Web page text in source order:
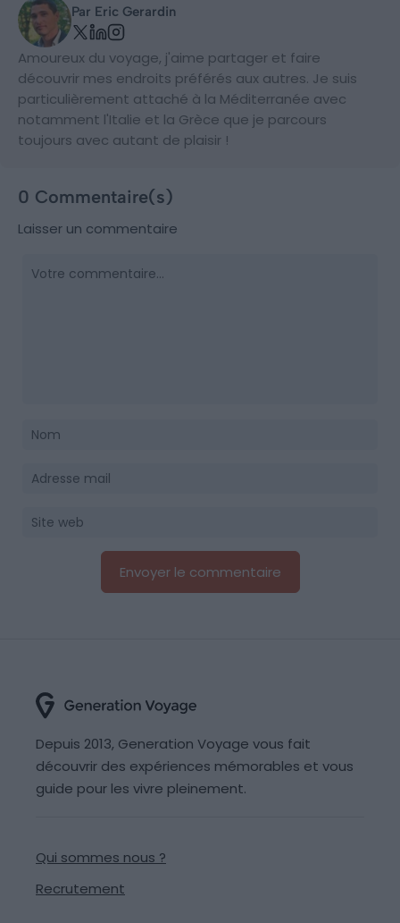
Par Eric Gerardin
Amoureux du voyage, j'aime partager et faire
découvrir mes endroits préférés aux autres. Je suis
particulièrement attaché à la Méditerranée avec
notamment l'Italie et la Grèce que je parcours
toujours avec autant de plaisir !
0 Commentaire(s)
Laisser un commentaire
Depuis 2013, Generation Voyage vous fait
découvrir des expériences mémorables et vous
guide pour les vivre pleinement.
Qui sommes nous ?
Recrutement